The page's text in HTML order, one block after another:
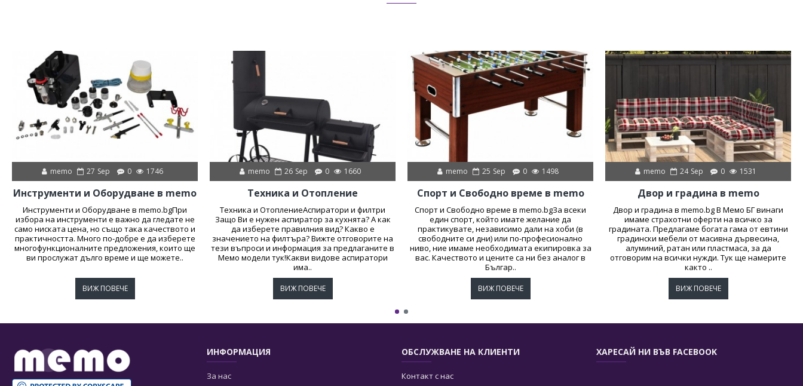
memo 27 Sep 0 1746
Инструменти и Оборудване в memo
Инструменти и Оборудване в memo.bgПри
избора на инструменти е важно да гледате не
само ниската цена, но също така качеството и
практичността. Много по-добре е да изберете
многофункционалните предложения, които ще
ви прослужат дълго време и ще можете..
ВИЖ ПОВЕЧЕ
memo 26 Sep 0 1660
Техника и Отопление
Техника и ОтоплениеАспиратори и филтри
Защо Ви е нужен аспиратор за кухнята? А как
да изберете правилния вид? Какво е
значението на филтъра? Вижте отговорите на
тези въпроси и информация за предлаганите в
Мемо модели тук!Какви видове аспиратори
има..
ВИЖ ПОВЕЧЕ
memo 25 Sep 0 1498
Спорт и Свободно време в memo
Спорт и Свободно време в memo.bgЗа всеки
един спорт, който имате желание да
практикувате, независимо дали на хоби (в
свободните си дни) или по-професионално
ниво, ние имаме необходимата екипировка за
вас. Качеството и цените са ни без аналог в
Българ..
ВИЖ ПОВЕЧЕ
memo 24 Sep 0 1531
Двор и градина в memo
Двор и градина в memo.bg В Мемо БГ винаги
имаме страхотни оферти на всичко за
градината. Предлагаме богата гама от евтини
градински мебели от масивна дървесина,
алуминий, ратан или пластмаса, за да
отговорим на всички нужди. Тук ще намерите
както ..
ВИЖ ПОВЕЧЕ
ИНФОРМАЦИЯ
За нас
ОБСЛУЖВАНЕ НА КЛИЕНТИ
Контакт с нас
ХАРЕСАЙ НИ ВЪВ FACEBOOK